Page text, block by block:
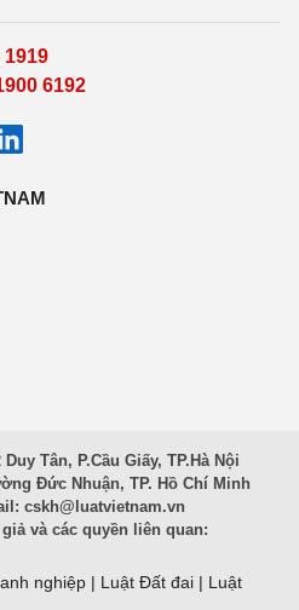
1919
6192
Tân, P.Cầu Giấy, TP.Hà Nội
Đức Nhuận, TP. Hồ Chí Minh
cskh@luatvietnam.vn
và các quyền liên quan:
nghiệp | Luật Đất đai | Luật